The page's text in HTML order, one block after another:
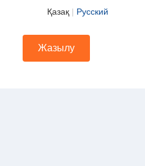
Қазақ | Русский
Жазылу